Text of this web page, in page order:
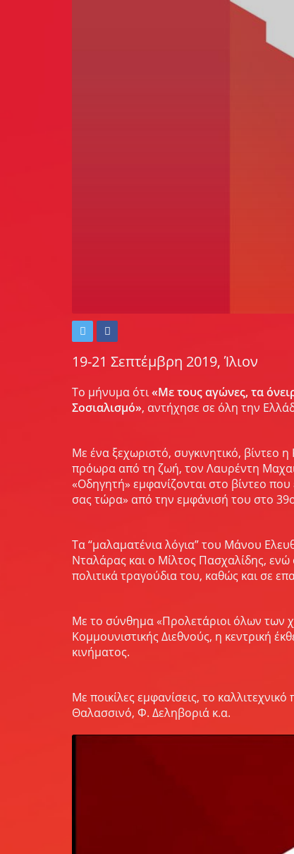
19-21 Σεπτέμβρη 2019, Ίλιον
Το μήνυμα ότι«Με τους αγώνες, τα
Σοσιαλισμό», αντήχησε σε όλη την
Με ένα ξεχωριστό, συγκινητικό, βίντεο
πρόωρα από τη ζωή, τον Λαυρέντη
«Οδηγητή» εμφανίζονται στο βίντεο
σας τώρα» από την εμφάνισή του στο
Τα “μαλαματένια λόγια” του Μάνου
Νταλάρας και ο Μίλτος Πασχαλίδης,
πολιτικά τραγούδια του, καθώς και σε
Με το σύνθημα «Προλετάριοι όλων των
Κομμουνιστικής Διεθνούς, η κεντρική
κινήματος.
Με ποικίλες εμφανίσεις, το
Θαλασσινό, Φ. Δεληβοριά κ.α.